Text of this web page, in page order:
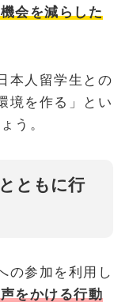
会を減らした
本人留学生との
境を作る」とい
う。
ともに行
の参加を利用し
をかける行動